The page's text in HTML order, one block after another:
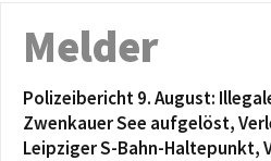
Melder
Polizeibericht 9. August:
Zwenkauer See aufgelöst,
Leipziger S-Bahn-Haltepunkt,